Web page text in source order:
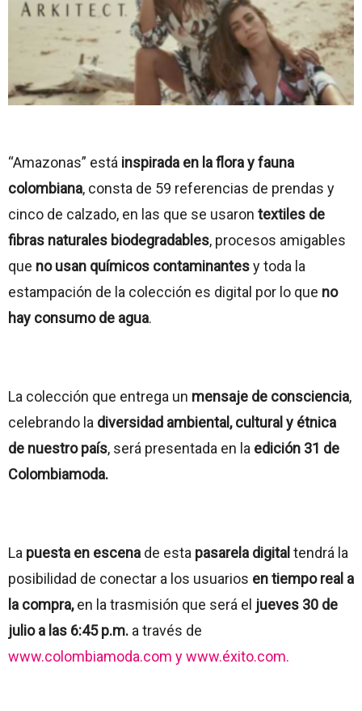
“Amazonas” está inspirada en la flora y fauna
colombiana, consta de 59 referencias de prendas y
cinco de calzado, en las que se usaron textiles de
fibras naturales biodegradables, procesos amigables
que no usan químicos contaminantesy toda la
estampación de la colección es digital por lo que no
hay consumo de agua.
La colección que entrega un mensaje de consciencia,
celebrando la diversidad ambiental, cultural y étnica
de nuestro país, será presentada en la edición 31 de
Colombiamoda.
La puesta en escena de esta pasarela digital tendrá la
posibilidad de conectar a los usuarios en tiempo real a
la compra,en la trasmisión que será el jueves 30 de
julio a las 6:45 p.m. a través de
www.colombiamoda.com y www.éxito.com.